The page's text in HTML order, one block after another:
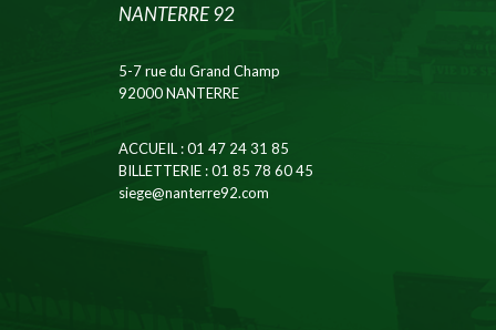
NANTERRE 92
5-7 rue du Grand Champ
92000 NANTERRE
ACCUEIL: 01 47 24 31 85
BILLETTERIE: 01 85 78 60 45
siege@nanterre92.com